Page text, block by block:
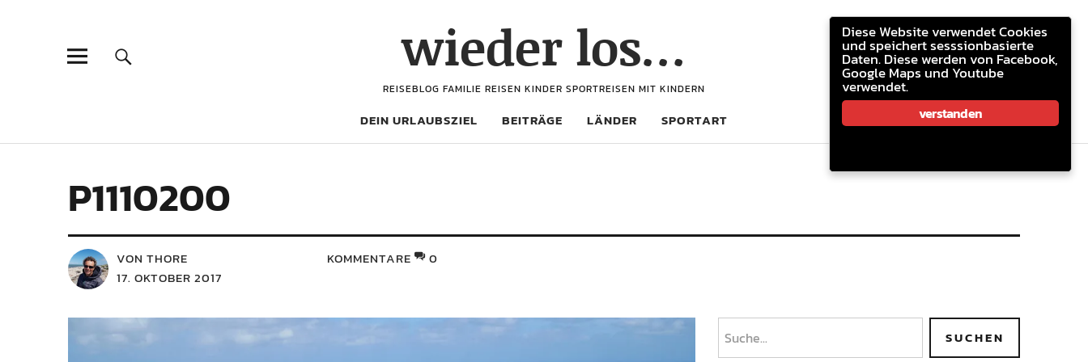
wieder los…
REISEBLOG FAMILIE REISEN KINDER SPORTREISEN MIT KINDERN
DEIN URLAUBSZIEL BEITRÄGE LÄNDER SPORTART
P1110200
VON THORE
17. OKTOBER 2017
KOMMENTARE 0
Diese Website verwendet Cookies
und speichert sesssionbasierte
Daten. Diese werden von Facebook,
Google Maps und Youtube
verwendet.
verstanden